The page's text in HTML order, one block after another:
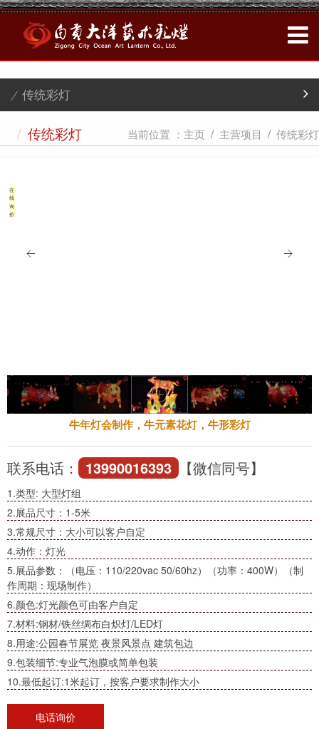
/ 传统彩灯
/ 传统彩灯 当前位置 ： 主页 主营项目 传统彩灯
在
线
询
价
牛年灯会制作，牛元素花灯，牛形彩灯
联系电话： 13990016393 【微信同号】
1.类型: 大型灯组
2.展品尺寸：1-5米
3.常规尺寸：大小可以客户自定
4.动作：灯光
5.展品参数：（电压：110/220vac 50/60hz）（功率：400W）（制
作周期：现场制作）
6.颜色:灯光颜色可由客户自定
7.材料:钢材/铁丝绸布白炽灯/LED灯
8.用途:公园春节展览 夜景风景点 建筑包边
9.包装细节:专业气泡膜或简单包装
10.最低起订:1米起订，按客户要求制作大小
电话询价